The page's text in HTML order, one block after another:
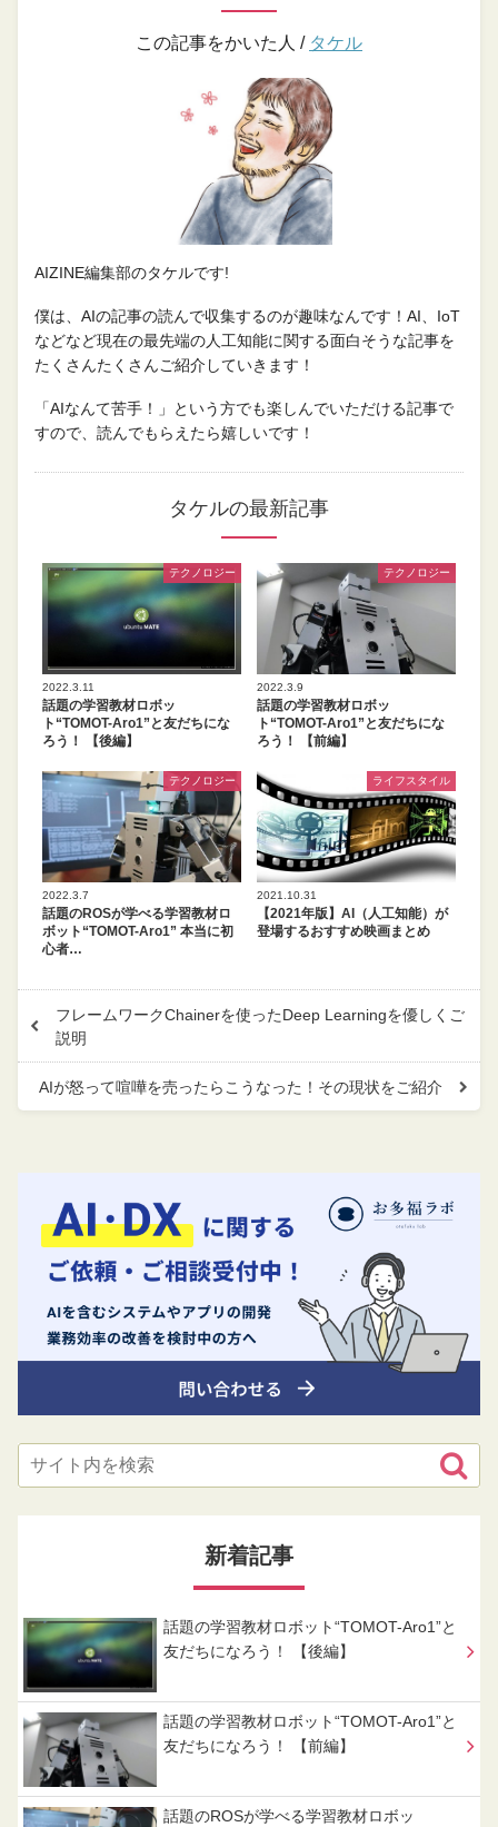
この記事をかいた人 / タケル
AIZINE編集部のタケルです!
僕は、AIの記事の読んで収集するのが趣味なんです！AI、IoT
などなど現在の最先端の人工知能に関する面白そうな記事を
たくさんたくさんご紹介していきます！
「AIなんて苦手！」という方でも楽しんでいただける記事で
すので、読んでもらえたら嬉しいです！
タケルの最新記事
テクノロジー
2022.3.11
話題の学習教材ロボッ
ト“TOMOT-Aro1”と友だちにな
ろう！ 【後編】
テクノロジー
2022.3.9
話題の学習教材ロボッ
ト“TOMOT-Aro1”と友だちにな
ろう！ 【前編】
テクノロジー
2022.3.7
話題のROSが学べる学習教材ロ
ボット“TOMOT-Aro1” 本当に初
心者…
ライフスタイル
2021.10.31
【2021年版】AI（人工知能）が
登場するおすすめ映画まとめ
フレームワークChainerを使ったDeep Learningを優しくご
説明
AIが怒って喧嘩を売ったらこうなった！その現状をご紹介
新着記事
話題の学習教材ロボット“TOMOT-Aro1”と
友だちになろう！ 【後編】
話題の学習教材ロボット“TOMOT-Aro1”と
友だちになろう！ 【前編】
話題のROSが学べる学習教材ロボッ